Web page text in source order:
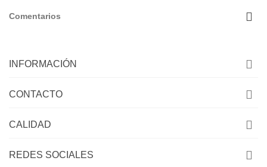
Comentarios
INFORMACIÓN
CONTACTO
CALIDAD
REDES SOCIALES